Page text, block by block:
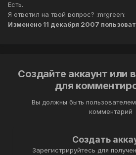
Есть.
Я ответил на твой вопрос? :mrgreen:
Изменено 11 декабря 2007
Создайте аккаунт или
для
Вы должны быть
комментарий
Создать
Зарегистрируйтесь для